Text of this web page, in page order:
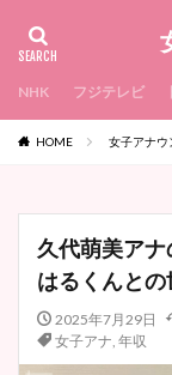
NHK フジテレビ
HOME 女子アナウ
久代萌美アナ
はるくんとの
2025年7月29日
女子アナ, 年収